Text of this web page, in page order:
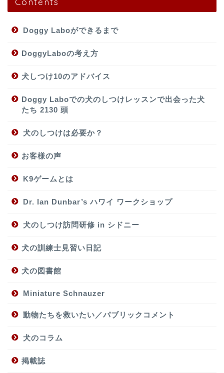
Doggy Laboができるまで
DoggyLaboの考え方
犬しつけ10のアドバイス
Doggy Laboでの犬のしつけレッスンで出会った犬
たち 2130 頭
犬のしつけは必要か？
お客様の声
K9ゲームとは
Dr. Ian Dunbar’s ハワイ ワークショップ
犬のしつけ訪問研修 in シドニー
犬の訓練士見習い日記
犬の図書館
Miniature Schnauzer
動物たちを救いたい／パブリックコメント
犬のコラム
掲載誌